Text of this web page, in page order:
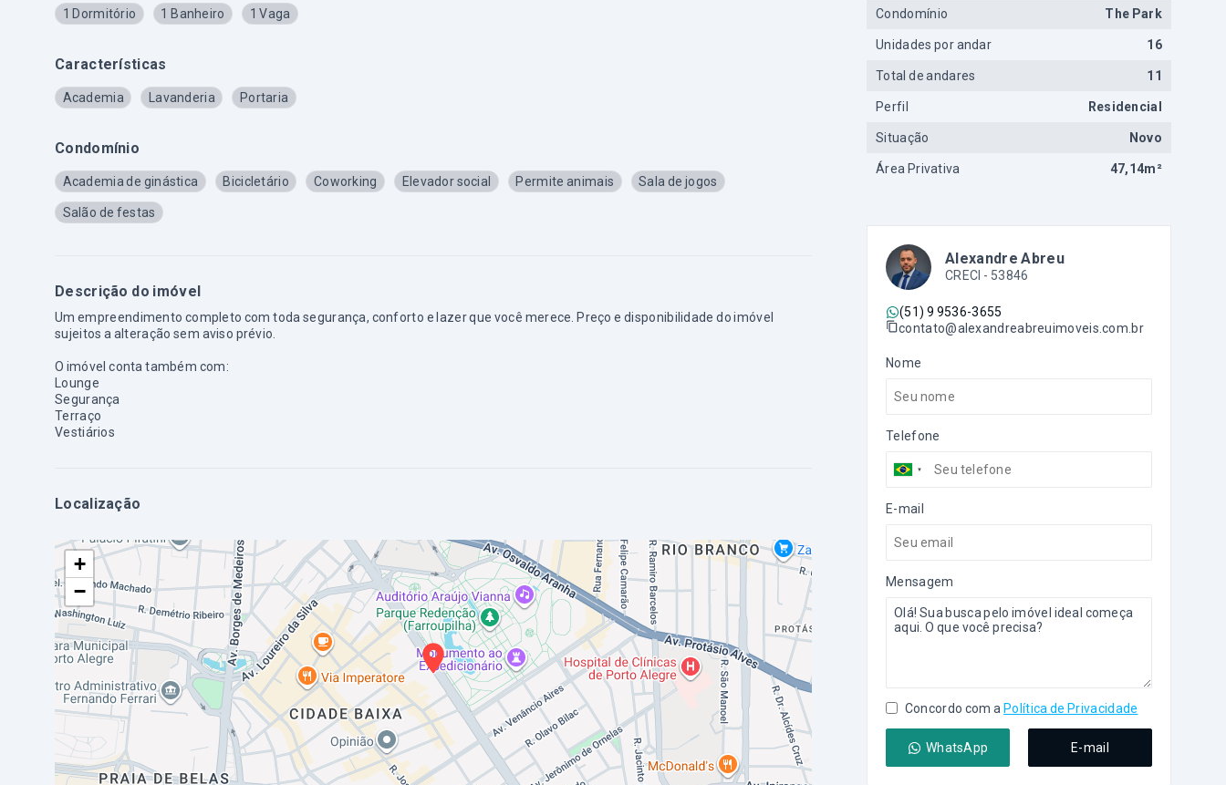
1 Dormitório 1 Banheiro 1 Vaga
Características
Academia Lavanderia Portaria
Condomínio
Academia de ginástica Bicicletário Coworking Elevador social Permite animais Sala de jogos
Salão de festas
Descrição do imóvel
Um empreendimento completo com toda segurança, conforto e lazer que você merece. Preço e disponibilidade do imóvel
sujeitos a alteração sem aviso prévio.
O imóvel conta também com:
Lounge
Segurança
Terraço
Vestiários
Localização
+
−
Condomínio The Park
Unidades por andar 16
Total de andares 11
Perfil Residencial
Situação Novo
Área Privativa 47,14m²
Alexandre Abreu
CRECI - 53846
(51) 9 9536-3655
contato@alexandreabreuimoveis.com.br
Nome
Telefone
E-mail
Mensagem
Concordo com a Política de Privacidade
WhatsApp E-mail